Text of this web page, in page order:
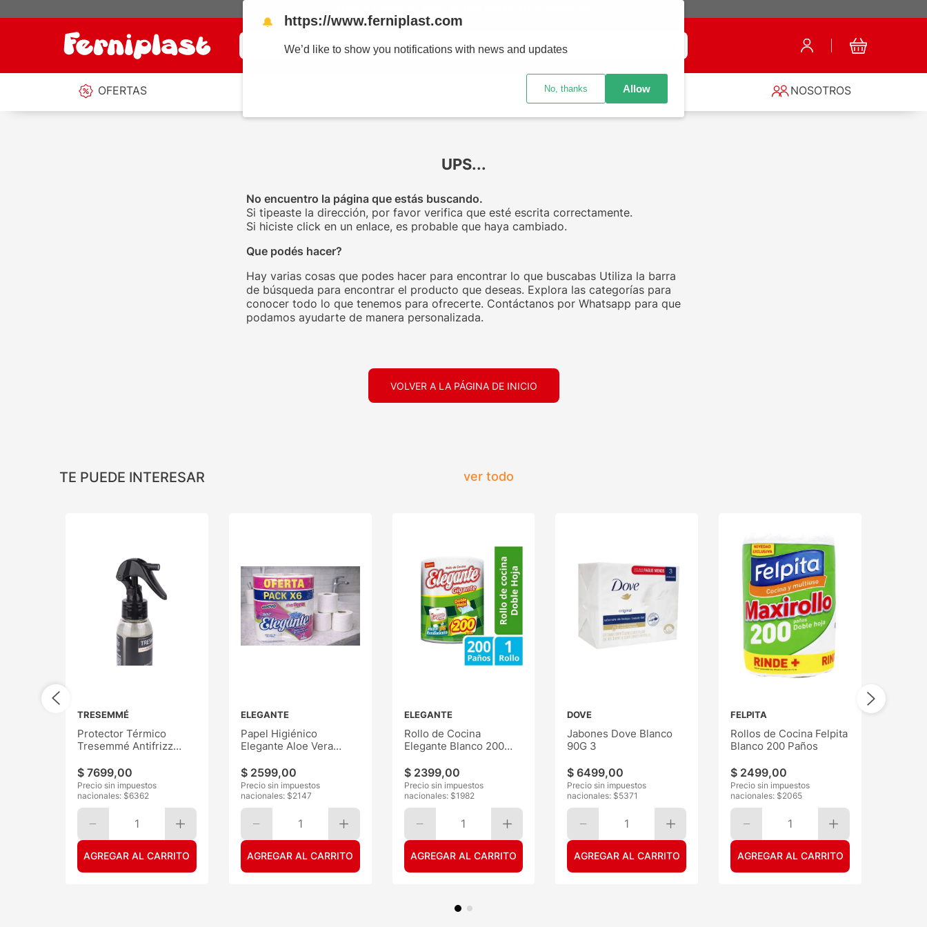
¿Qué estás buscando?
OFERTAS SUCURSALES NOSOTROS
UPS...
No encuentro la página que estás buscando.
Si tipeaste la dirección, por favor verifica que esté escrita correctamente.
Si hiciste click en un enlace, es probable que haya cambiado.
Que podés hacer?
Hay varias cosas que podes hacer para encontrar lo que buscabas Utiliza la barra
de búsqueda para encontrar el producto que deseas. Explora las categorías para
conocer todo lo que tenemos para ofrecerte. Contáctanos por Whatsapp para que
podamos ayudarte de manera personalizada.
VOLVER A LA PÁGINA DE INICIO
TE PUEDE INTERESAR ver todo
TRESEMMÉ
Protector Térmico
Tresemmé Antifrizz
$ 7699,00
Precio sin impuestos
nacionales: $6362
1
AGREGAR AL CARRITO
ELEGANTE
Papel Higiénico
Elegante Aloe Vera
$ 2599,00
Precio sin impuestos
nacionales: $2147
1
AGREGAR AL CARRITO
ELEGANTE
Rollo de Cocina
Elegante Blanco 200
$ 2399,00
Precio sin impuestos
nacionales: $1982
1
AGREGAR AL CARRITO
DOVE
Jabones Dove Blanco
90G 3
$ 6499,00
Precio sin impuestos
nacionales: $5371
1
AGREGAR AL CARRITO
FELPITA
Rollos de Cocina Felpita
Blanco 200 Paños
$ 2499,00
Precio sin impuestos
nacionales: $2065
1
AGREGAR AL CARRITO
🔔 https://www.ferniplast.com
We’d like to show you notifications with news and updates
No, thanks Allow